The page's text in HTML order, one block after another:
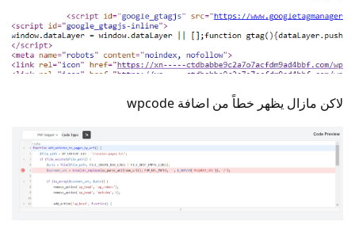
لاكن مازال يظهر خطاً من اضافة wpcode